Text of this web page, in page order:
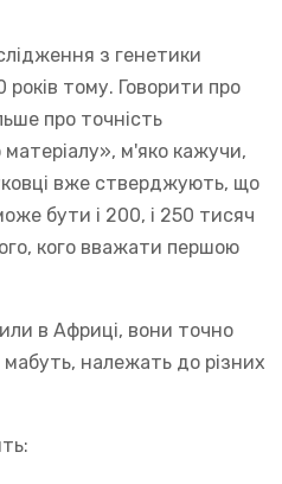
з генетики
тому. Говорити про
про точність
м'яко кажучи,
вже стверджують, що
бути і 200, і 250 тисяч
кого вважати першою
в Африці, вони точно
мабуть, належать до різних